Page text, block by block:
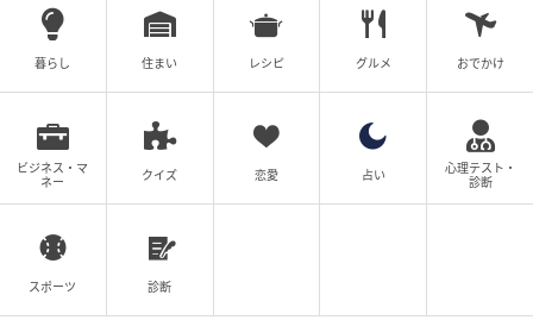
また、建築家の田根は「ある日、突然未来が生まれる
い」と語った。
デンマークを拠点に活躍するデザイナー、セシリエ・
マンツは「例えば、かご一つとっても、日本にもスウ
ェーデンにもメキシコにも歴史があるが、用途や素材
などその国ごとの“オリジン”によって違いが出る。さま
暮らし 住まい レシピ グルメ おでかけ
ビジネス・マ
ネー
クイズ 恋愛 占い
心理テスト・
診断
スポーツ 診断